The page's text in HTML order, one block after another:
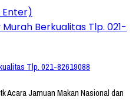
Enter)
Tlp. 021-82619088
Acara Jamuan Makan Nasional dan